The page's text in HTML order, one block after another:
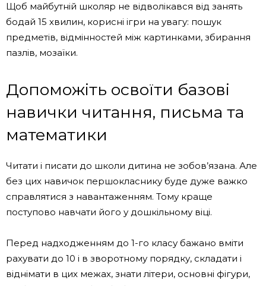
Щоб майбутній школяр не відволікався від занять
бодай 15 хвилин, корисні ігри на увагу: пошук
предметів, відмінностей між картинками, збирання
пазлів, мозаїки.
Допоможіть освоїти базові
навички читання, письма та
математики
Читати і писати до школи дитина не зобов’язана. Але
без цих навичок першокласнику буде дуже важко
справлятися з навантаженням. Тому краще
поступово навчати його у дошкільному віці.
Перед надходженням до 1-го класу бажано вміти
рахувати до 10 і в зворотному порядку, складати і
віднімати в цих межах, знати літери, основні фігури,